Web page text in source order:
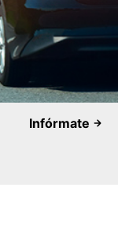
Infórmate